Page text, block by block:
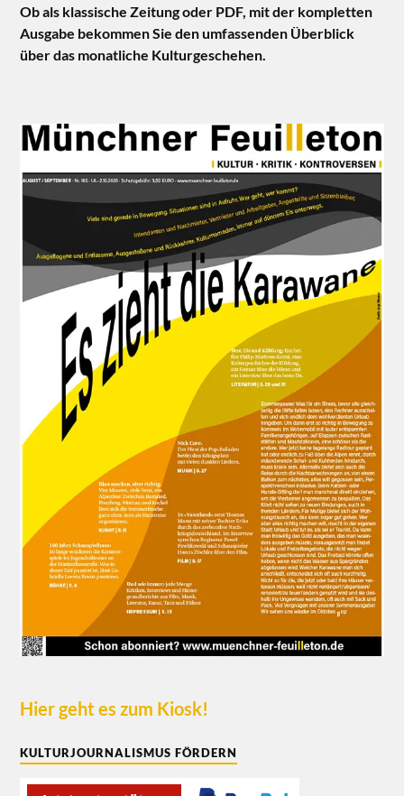
Ob als klassische Zeitung oder PDF, mit der kompletten
Ausgabe bekommen Sie den umfassenden Überblick
über das monatliche Kulturgeschehen.
Hier geht es zum Kiosk!
KULTURJOURNALISMUS FÖRDERN